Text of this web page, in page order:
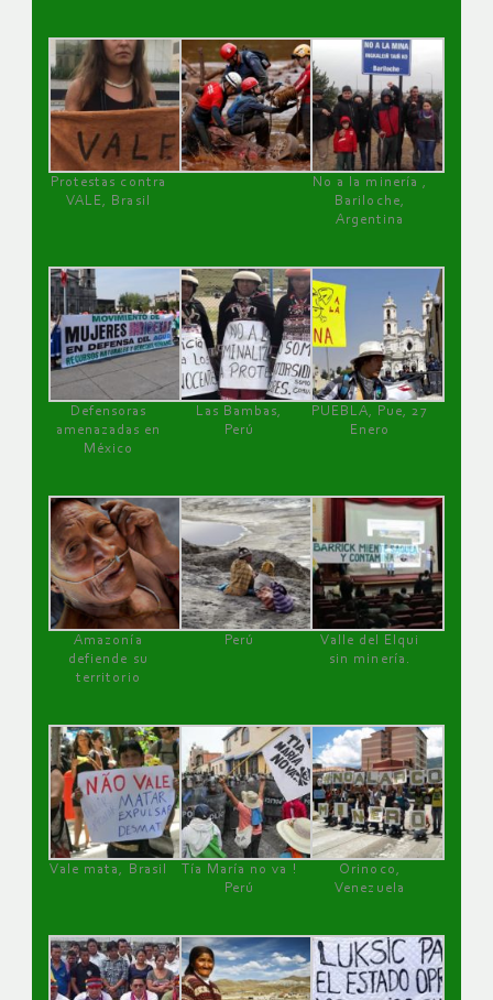
Protestas contra
VALE, Brasil
No a la minería ,
Bariloche,
Argentina
Defensoras
amenazadas en
México
Las Bambas,
Perú
PUEBLA, Pue, 27
Enero
Amazonía
defiende su
territorio
Perú
Valle del Elqui
sin minería.
Vale mata, Brasil
Tía María no va !
Perú
Orinoco,
Venezuela